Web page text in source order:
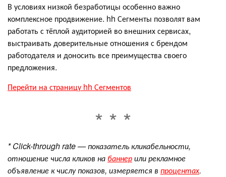
В условиях низкой безработицы особенно важно
комплексное продвижение. hh Сегменты позволят вам
работать с тёплой аудиторией во внешних сервисах,
выстраивать доверительные отношения с брендом
работодателя и доносить все преимущества своего
предложения.
Перейти на страницу hh Сегментов
* Click-through rate — показатель кликабельности,
отношение числа кликов на баннерили рекламное
объявление к числу показов, измеряется в процентах.